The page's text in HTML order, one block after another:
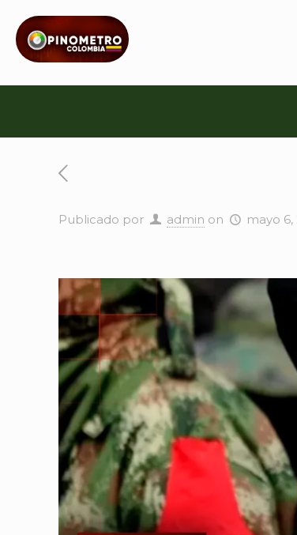
Publicado por admin on mayo 6,